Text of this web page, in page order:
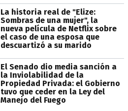
La historia real de "Elize:
Sombras de una mujer", la
nueva película de Netflix sobre
el caso de una esposa que
descuartizó a su marido
El Senado dio media sanción a
la Inviolabilidad de la
Propiedad Privada: el Gobierno
tuvo que ceder en la Ley del
Manejo del Fuego